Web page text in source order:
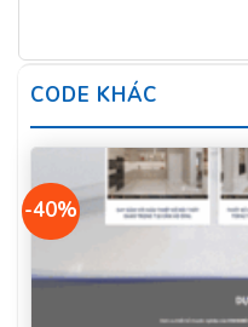
CODE KHÁC
-40%